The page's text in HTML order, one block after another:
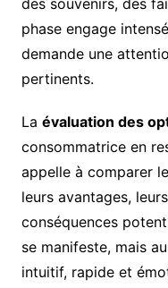
phase engage
demande une
pertinents.
La évaluation des
consommatrice en
appelle à comparer
leurs avantages,
conséquences
se manifeste, mais
intuitif, rapide et